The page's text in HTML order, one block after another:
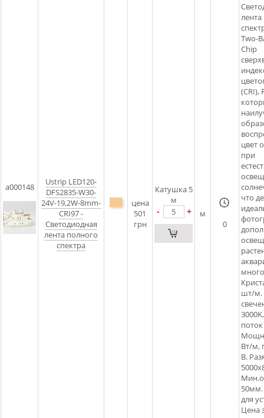
a000148
Ustrip LED120-
DFS2835-W30-
24V-19,2W-8mm-
CRI97 -
Светодиодная
лента полного
спектра
цена
501
грн
Катушка 5
м
- +
м
0
Two-
Chip
(CRI),
цвет
при
что
шт/м.
Вт/м,
В.
для
Цена